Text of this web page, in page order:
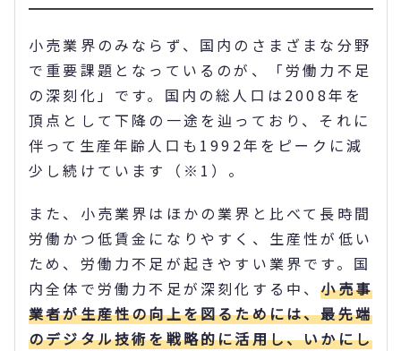
小売業界のみならず、国内のさまざまな分野
で重要課題となっているのが、「労働力不足
の深刻化」です。国内の総人口は2008年を
頂点として下降の一途を辿っており、それに
伴って生産年齢人口も1992年をピークに減
少し続けています（※1）。
また、小売業界はほかの業界と比べて長時間
労働かつ低賃金になりやすく、生産性が低い
ため、労働力不足が起きやすい業界です。国
内全体で労働力不足が深刻化する中、小売事
業者が生産性の向上を図るためには、最先端
のデジタル技術を戦略的に活用し、いかにし